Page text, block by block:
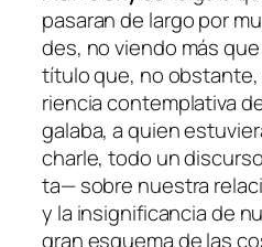
pa­sa­ran de lar­go por
des, no vien­do más
tí­tu­lo que, no
rien­cia con­tem­pla­ti­va
ga­la­ba, a quien
char­le, to­do un
ta— so­bre nues­tra
y la in­sig­ni­fi­can­cia de
gran es­que­ma de las